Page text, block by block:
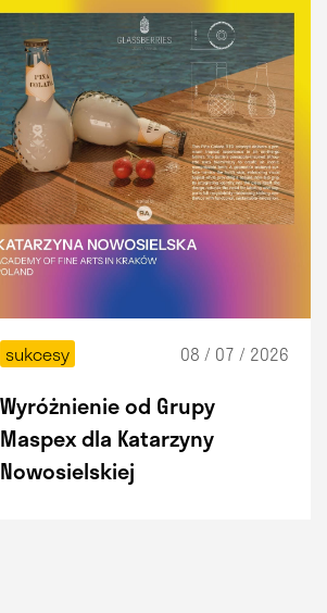
sukcesy 08 / 07 / 2026
Wyróżnienie od Grupy
Maspex dla Katarzyny
Nowosielskiej